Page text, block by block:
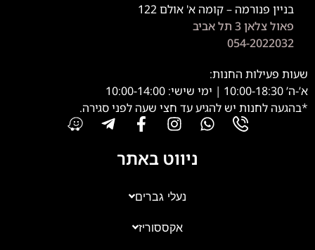
בניין פנורמה – קומה א' אולם 122
פאול צלאן 3 תל אביב
054-2022032
שעות פעילות החנות:
א’-ה’ 10:00-18:30 | ימי שישי: 10:00-14:00
*בהגעה לחנות יש להגיע עד חצי שעה לפני סגירה.
ניווט באתר
נעלי גברים
אקססוריז